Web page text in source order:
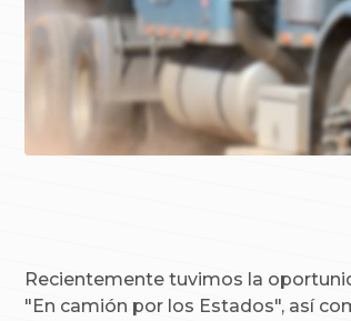
Recientemente tuvimos la
"En camión por los Estados", así